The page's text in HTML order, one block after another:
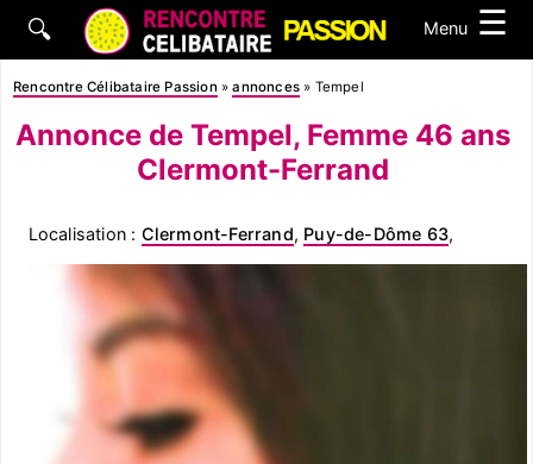
🔍 Menu ☰
Rencontre Célibataire Passion »annonces » Tempel
Annonce de Tempel, Femme 46 ans
Clermont-Ferrand
Localisation : Clermont-Ferrand, Puy-de-Dôme 63,